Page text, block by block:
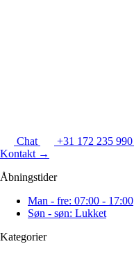
Chat +31 172 235 990
Kontakt →
Åbningstider
Man - fre: 07:00 - 17:00
Søn - søn: Lukket
Kategorier